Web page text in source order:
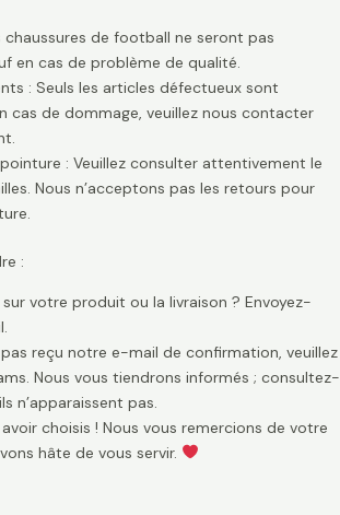
chaussures de football ne seront pas
en cas de problème de qualité.
: Seuls les articles défectueux sont
cas de dommage, veuillez nous contacter
: Veuillez consulter attentivement le
Nous n’acceptons pas les retours pour
:
votre produit ou la livraison ? Envoyez-
pas reçu notre e-mail de confirmation, veuillez
Nous vous tiendrons informés ; consultez-
n’apparaissent pas.
choisis ! Nous vous remercions de votre
hâte de vous servir.